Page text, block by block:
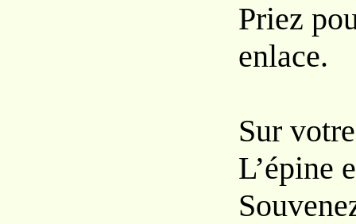
Priez
enlace.
Sur
L’épine